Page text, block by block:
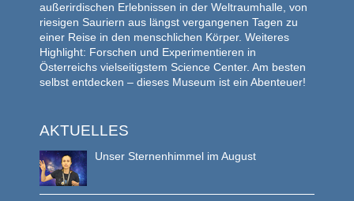
außerirdischen Erlebnissen in der Weltraumhalle, von
riesigen Sauriern aus längst vergangenen Tagen zu
einer Reise in den menschlichen Körper. Weiteres
Highlight: Forschen und Experimentieren in
Österreichs vielseitigstem Science Center. Am besten
selbst entdecken – dieses Museum ist ein Abenteuer!
AKTUELLES
Unser Sternenhimmel im August